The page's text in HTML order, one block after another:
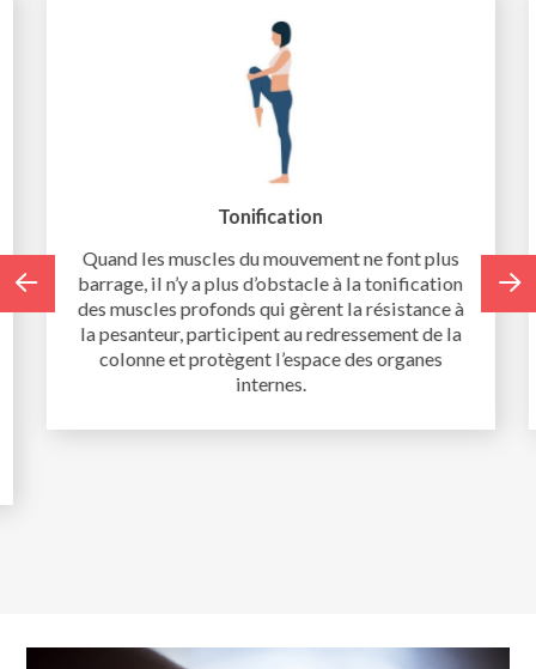
Tonification
Quand les muscles du mouvement ne font plus
barrage, il n’y a plus d’obstacle à la tonification
des muscles profonds qui gèrent la résistance à
la pesanteur, participent au redressement de la
colonne et protègent l’espace des organes
internes.